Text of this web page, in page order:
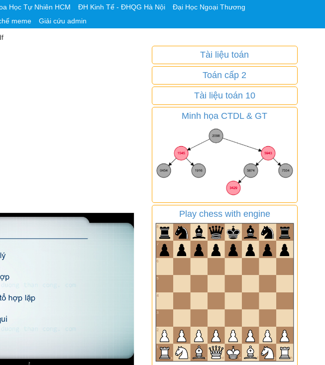
Học Tự Nhiên HCM ĐH Kinh Tế - ĐHQG Hà Nội
Đại Học Ngoại Thương
meme Giải cứu admin
Tài liệu toán
Toán cấp 2
Tài liệu toán 10
Minh họa CTDL & GT
Play chess with engine